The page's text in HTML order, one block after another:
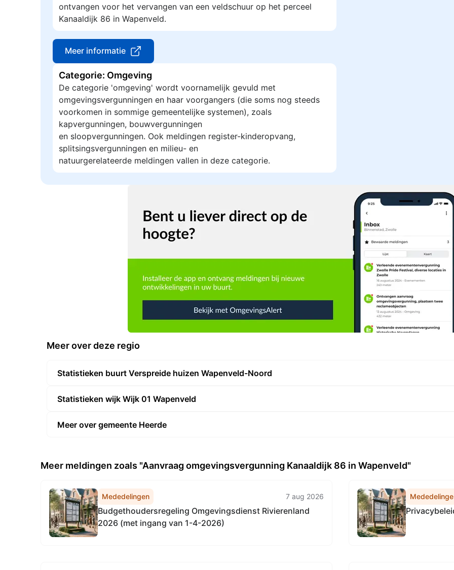
ontvangen voor het vervangen van een veldschuur op het perceel
Kanaaldijk 86 in Wapenveld.
Meer informatie
Categorie: Omgeving
De categorie 'omgeving' wordt voornamelijk gevuld met
omgevingsvergunningen en haar voorgangers (die soms nog steeds
voorkomen in sommige gemeentelijke systemen), zoals
kapvergunningen, bouwvergunningen
en sloopvergunningen. Ook meldingen register-kinderopvang,
splitsingsvergunningen en milieu- en
natuurgerelateerde meldingen vallen in deze categorie.
Meer over deze regio
Statistieken buurt Verspreide huizen Wapenveld-Noord
Statistieken wijk Wijk 01 Wapenveld
Meer over gemeente Heerde
Meer meldingen zoals "Aanvraag omgevingsvergunning Kanaaldijk 86 in Wapenveld"
Mededelingen 7 aug 2026
Budgethoudersregeling Omgevingsdienst Rivierenland
2026 (met ingang van 1-4-2026)